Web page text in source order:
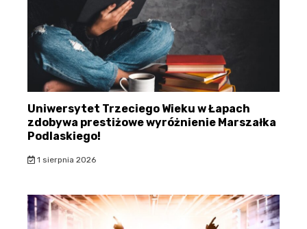
Uniwersytet Trzeciego Wieku w Łapach
zdobywa prestiżowe wyróżnienie Marszałka
Podlaskiego!
1 sierpnia 2026